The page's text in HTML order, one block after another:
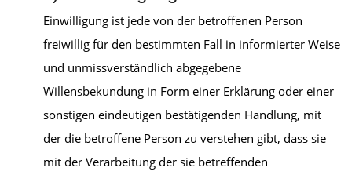
Einwilligung ist jede von der betroffenen Person
freiwillig für den bestimmten Fall in informierter Weise
und unmissverständlich abgegebene
Willensbekundung in Form einer Erklärung oder einer
sonstigen eindeutigen bestätigenden Handlung, mit
der die betroffene Person zu verstehen gibt, dass sie
mit der Verarbeitung der sie betreffenden